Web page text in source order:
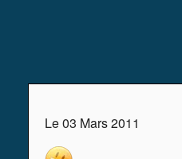
Le 03 Mars 2011